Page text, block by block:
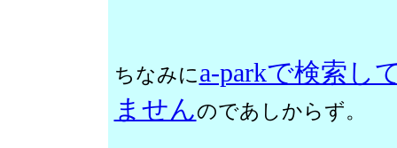
ちなみにa-parkで検索し
ませんのであしからず。